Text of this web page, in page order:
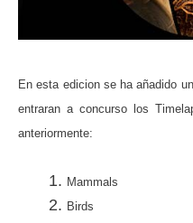
En esta edicion se ha añadido
entraran a concurso los
anteriormente:
Mammals
Birds